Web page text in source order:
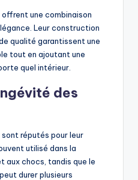
une combinaison
Leur construction
qualité garantissent une
tout en ajoutant une
quel intérieur.
des
réputés pour leur
utilisé dans la
aux chocs, tandis que le
durer plusieurs